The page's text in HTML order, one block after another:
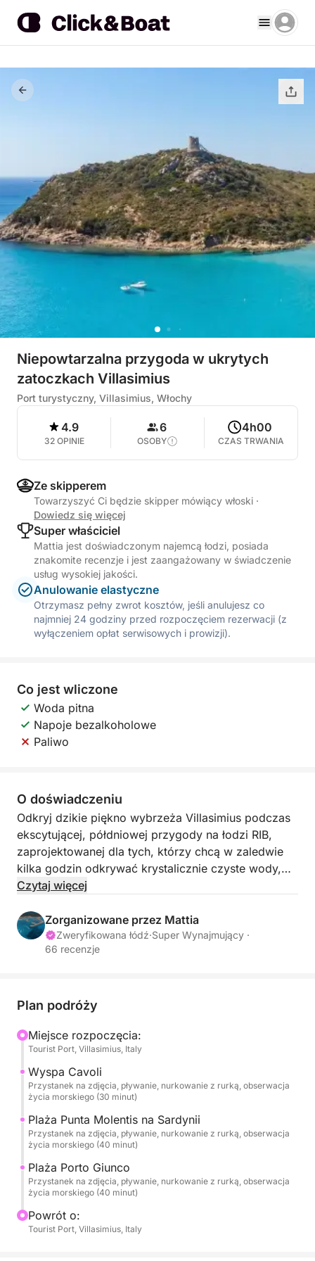
Niepowtarzalna przygoda w ukrytych
zatoczkach Villasimius
Port turystyczny, Villasimius, Włochy
4.9
32 OPINIE
6
OSOBY
4h00
CZAS TRWANIA
Ze skipperem
Towarzyszyć Ci będzie skipper mówiący włoski ·
Dowiedz się więcej
Super właściciel
Mattia jest doświadczonym najemcą łodzi, posiada
znakomite recenzje i jest zaangażowany w świadczenie
usług wysokiej jakości.
Anulowanie elastyczne
Otrzymasz pełny zwrot kosztów, jeśli anulujesz co
najmniej 24 godziny przed rozpoczęciem rezerwacji (z
wyłączeniem opłat serwisowych i prowizji).
Co jest wliczone
Woda pitna
Napoje bezalkoholowe
Paliwo
O doświadczeniu
Odkryj dzikie piękno wybrzeża Villasimius podczas
ekscytującej, półdniowej przygody na łodzi RIB,
zaprojektowanej dla tych, którzy chcą w zaledwie
kilka godzin odkrywać krystalicznie czyste wody,
ukryte zatoczki i spektakularne śródziemnomorskie
godzinna przygoda, która oferuje idealną
równowagę między eksploracją, pływaniem i
malowniczym rejsem wzdłuż południowo-
Twoja podróż rozpoczyna się od ekscytującego
obszaru morskiego dostępnego tylko drogą morską.
Podczas opłynięcia wyspy będziesz podziwiać
majestatyczne klify, ukryte jaskinie i głębokie,
szmaragdowe wody, które czynią to miejsce jednym
z najbardziej dziewiczych środowisk naturalnych w
regionie.
malowniczej zatoce, nad którą góruje zabytkowa
hiszpańska wieża strażnicza. Z jasnym piaskiem i
płytkimi, turkusowymi wodami, to miejsce jest
idealne na relaksującą kąpiel i delektowanie się
Czytaj więcej
Zorganizowane przez Mattia
Zweryfikowana łódź·Super Wynajmujący ·
66 recenzje
Plan podróży
Miejsce rozpoczęcia:
Tourist Port, Villasimius, Italy
Wyspa Cavoli
Przystanek na zdjęcia, pływanie, nurkowanie z rurką, obserwacja
życia morskiego (30 minut)
Plaża Punta Molentis na Sardynii
Przystanek na zdjęcia, pływanie, nurkowanie z rurką, obserwacja
życia morskiego (40 minut)
Plaża Porto Giunco
Przystanek na zdjęcia, pływanie, nurkowanie z rurką, obserwacja
życia morskiego (40 minut)
Powrót o:
Tourist Port, Villasimius, Italy